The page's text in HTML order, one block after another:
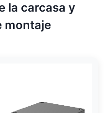
la carcasa y
montaje